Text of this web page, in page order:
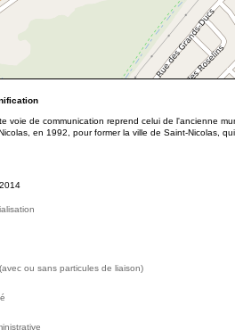
voie de communication reprend celui de l'ancienne
en 1992, pour former la ville de Saint-Nicolas,
ou sans particules de liaison)